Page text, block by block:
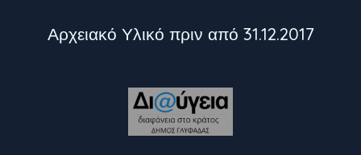
Αρχειακό Υλικό πριν από 31.12.2017